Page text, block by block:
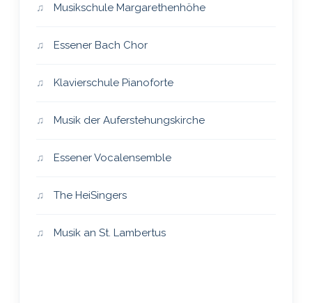
Musikschule Margarethenhöhe
Essener Bach Chor
Klavierschule Pianoforte
Musik der Auferstehungskirche
Essener Vocalensemble
The HeiSingers
Musik an St. Lambertus